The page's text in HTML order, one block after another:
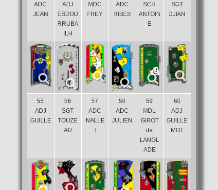
ADC
JEAN
ADJ
ESDOU
RRUBA
ILH
MDC
FREY
ADC
RIBES
SCH
ANTOIN
E
SGT
DJIAN
55
ADJ
GUILLE
56
SGT
TOUZE
AU
57
ADC
NALLE
T
58
ADC
JULIEN
59
MDL
GIROT
de
LANGL
ADE
60
ADJ
GUILLE
MOT